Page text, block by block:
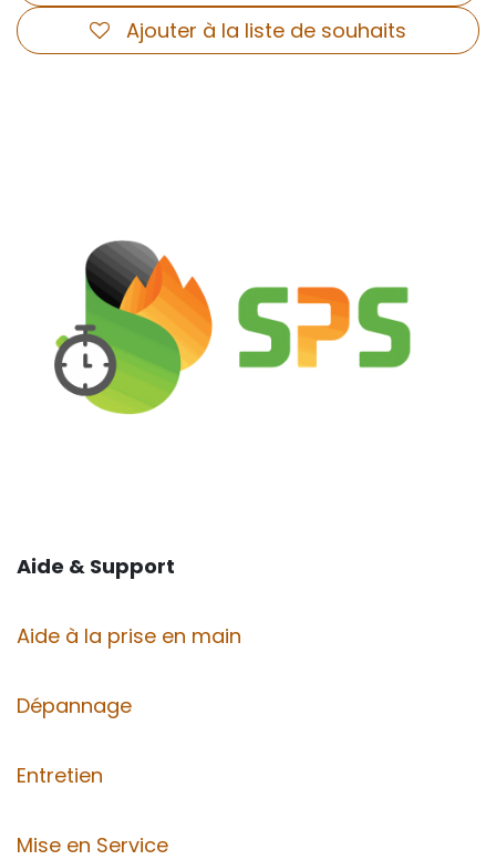
Ajouter à la liste de souhaits
Aide & Support
Aide à la prise en main
Dépannage
Entretien
Mise en Service